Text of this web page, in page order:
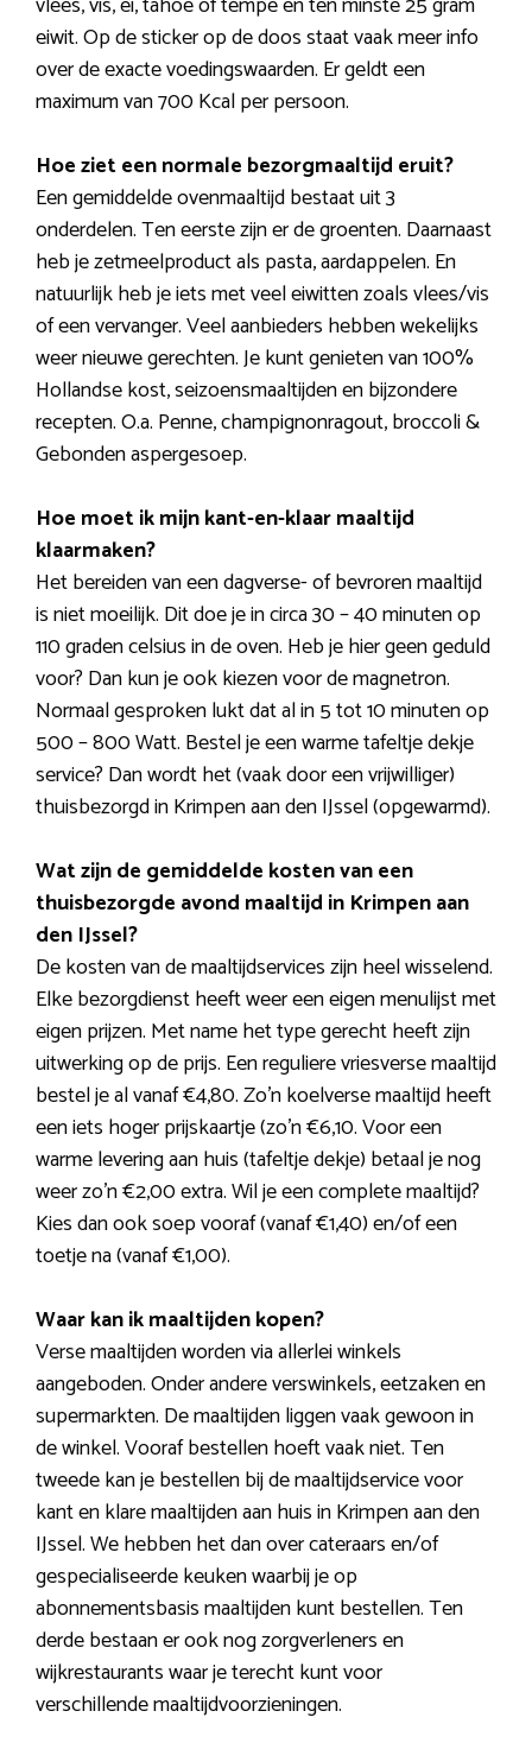
eiwit. Op de sticker op de doos staat vaak meer info
over de exacte voedingswaarden. Er geldt een
maximum van 700 Kcal per persoon.
Hoe ziet een normale bezorgmaaltijd eruit?
Een gemiddelde ovenmaaltijd bestaat uit 3
onderdelen. Ten eerste zijn er de groenten. Daarnaast
heb je zetmeelproduct als pasta, aardappelen. En
natuurlijk heb je iets met veel eiwitten zoals vlees/vis
of een vervanger. Veel aanbieders hebben wekelijks
weer nieuwe gerechten. Je kunt genieten van 100%
Hollandse kost, seizoensmaaltijden en bijzondere
recepten. O.a. Penne, champignonragout, broccoli &
Gebonden aspergesoep.
Hoe moet ik mijn kant-en-klaar maaltijd
klaarmaken?
Het bereiden van een dagverse- of bevroren maaltijd
is niet moeilijk. Dit doe je in circa 30 – 40 minuten op
110 graden celsius in de oven. Heb je hier geen geduld
voor? Dan kun je ook kiezen voor de magnetron.
Normaal gesproken lukt dat al in 5 tot 10 minuten op
500 – 800 Watt. Bestel je een warme tafeltje dekje
service? Dan wordt het (vaak door een vrijwilliger)
thuisbezorgd in Krimpen aan den IJssel (opgewarmd).
Wat zijn de gemiddelde kosten van een
thuisbezorgde avond maaltijd in Krimpen aan
den IJssel?
De kosten van de maaltijdservices zijn heel wisselend.
Elke bezorgdienst heeft weer een eigen menulijst met
eigen prijzen. Met name het type gerecht heeft zijn
uitwerking op de prijs. Een reguliere vriesverse maaltijd
bestel je al vanaf €4,80. Zo’n koelverse maaltijd heeft
een iets hoger prijskaartje (zo’n €6,10. Voor een
warme levering aan huis (tafeltje dekje) betaal je nog
weer zo’n €2,00 extra. Wil je een complete maaltijd?
Kies dan ook soep vooraf (vanaf €1,40) en/of een
toetje na (vanaf €1,00).
Waar kan ik maaltijden kopen?
Verse maaltijden worden via allerlei winkels
aangeboden. Onder andere verswinkels, eetzaken en
supermarkten. De maaltijden liggen vaak gewoon in
de winkel. Vooraf bestellen hoeft vaak niet. Ten
tweede kan je bestellen bij de maaltijdservice voor
kant en klare maaltijden aan huis in Krimpen aan den
IJssel. We hebben het dan over cateraars en/of
gespecialiseerde keuken waarbij je op
abonnementsbasis maaltijden kunt bestellen. Ten
derde bestaan er ook nog zorgverleners en
wijkrestaurants waar je terecht kunt voor
verschillende maaltijdvoorzieningen.